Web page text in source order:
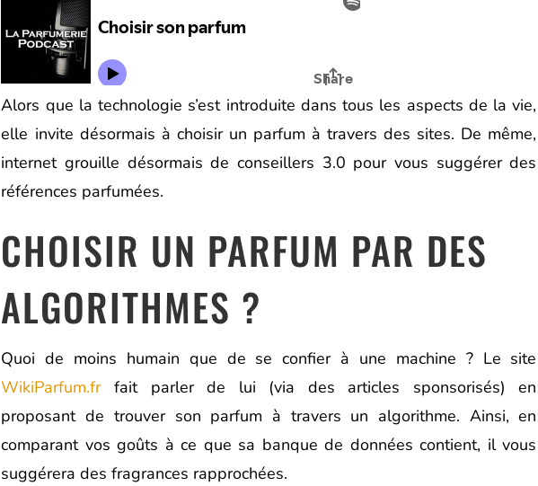
Alors que la technologie s’est introduite dans tous les aspects de la vie,
elle invite désormais à choisir un parfum à travers des sites. De même,
internet grouille désormais de conseillers 3.0 pour vous suggérer des
références parfumées.
CHOISIR UN PARFUM PAR DES
ALGORITHMES ?
Quoi de moins humain que de se confier à une machine ? Le site
WikiParfum.frfait parler de lui (via des articles sponsorisés) en
proposant de trouver son parfum à travers un algorithme. Ainsi, en
comparant vos goûts à ce que sa banque de données contient, il vous
suggérera des fragrances rapprochées.